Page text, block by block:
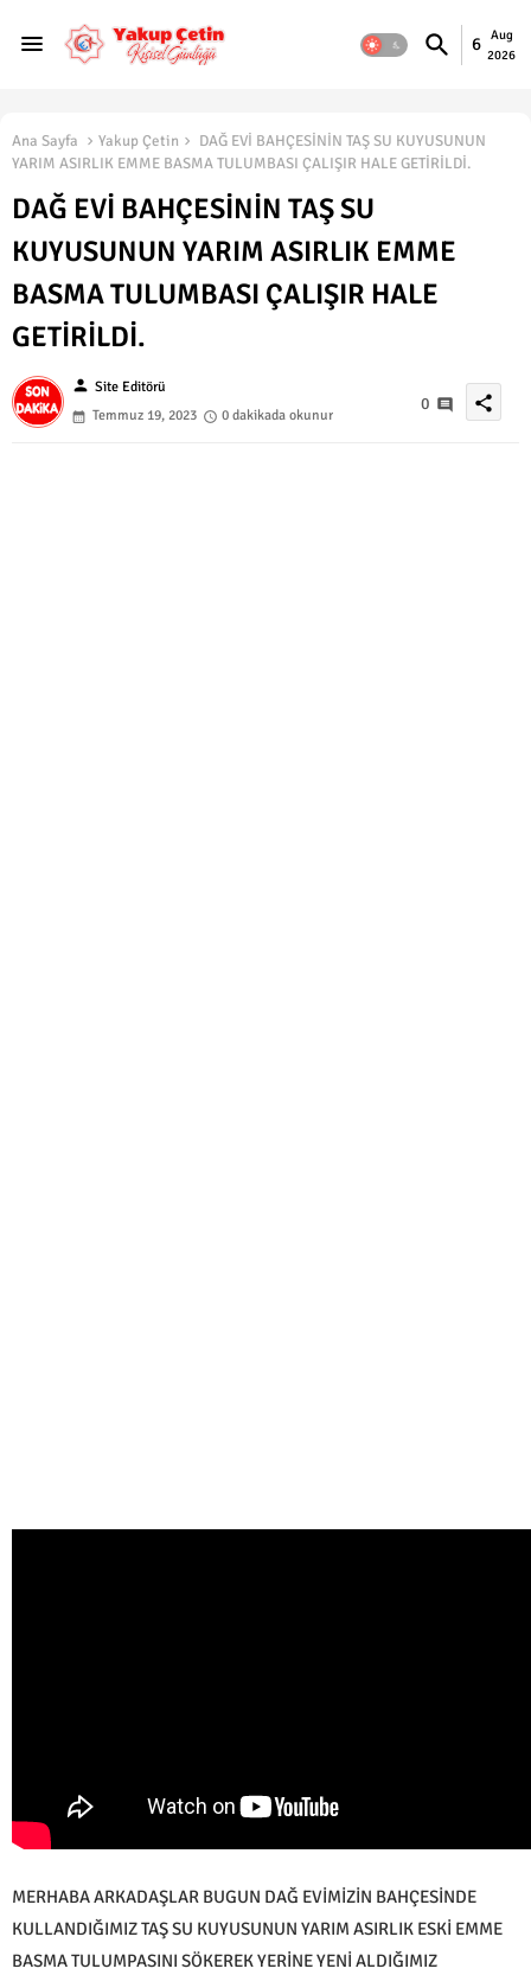
6
Aug
2026
Ana Sayfa Yakup Çetin
DAĞ EVİ BAHÇESİNİN TAŞ SU KUYUSUNUN
YARIM ASIRLIK EMME BASMA TULUMBASI ÇALIŞIR HALE GETİRİLDİ.
DAĞ EVİ BAHÇESİNİN TAŞ SU
KUYUSUNUN YARIM ASIRLIK EMME
BASMA TULUMBASI ÇALIŞIR HALE
GETİRİLDİ.
person Site Editörü
Temmuz 19, 2023
0 dakikada okunur
0 share
MERHABA ARKADAŞLAR BUGUN DAĞ EVİMİZİN BAHÇESİNDE
KULLANDIĞIMIZ TAŞ SU KUYUSUNUN YARIM ASIRLIK ESKİ EMME
BASMA TULUMPASINI SÖKEREK YERİNE YENİ ALDIĞIMIZ